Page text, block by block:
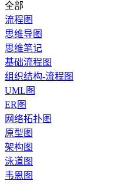
全部
流程图
思维导图
思维笔记
基础流程图
组织结构-流程图
UML图
ER图
网络拓扑图
原型图
架构图
泳道图
韦恩图